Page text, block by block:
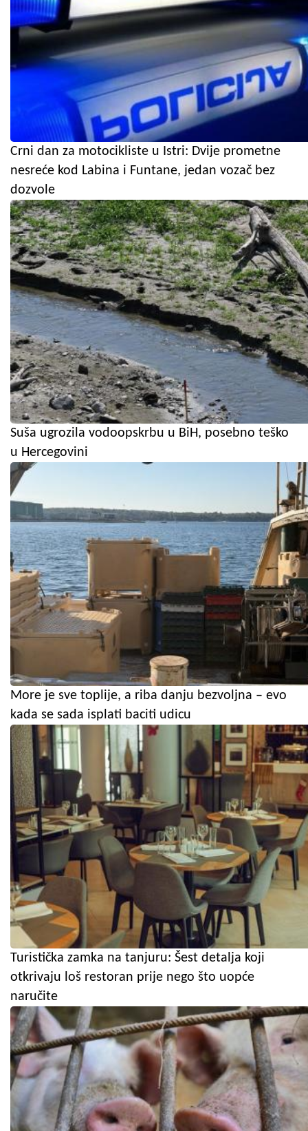
Crni dan za motocikliste u Istri: Dvije prometne
nesreće kod Labina i Funtane, jedan vozač bez
dozvole
Suša ugrozila vodoopskrbu u BiH, posebno teško
u Hercegovini
More je sve toplije, a riba danju bezvoljna – evo
kada se sada isplati baciti udicu
Turistička zamka na tanjuru: Šest detalja koji
otkrivaju loš restoran prije nego što uopće
naručite